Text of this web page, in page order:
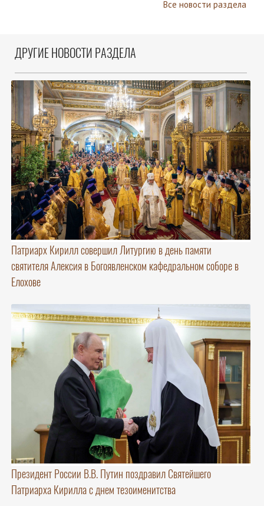
Все новости раздела
ДРУГИЕ НОВОСТИ РАЗДЕЛА
Патриарх Кирилл совершил Литургию в день памяти
святителя Алексия в Богоявленском кафедральном соборе в
Елохове
Президент России В.В. Путин поздравил Святейшего
Патриарха Кирилла с днем тезоименитства